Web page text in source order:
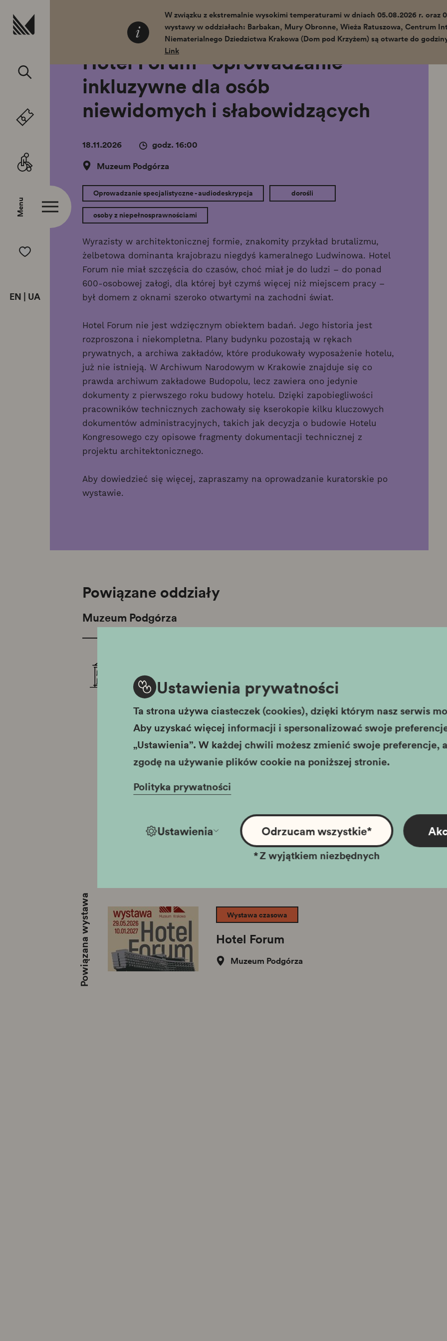
Menu
EN UA
W związku z ekstremalnie wysokimi temperaturami w dniach 05.08.2026 r. oraz
wystawy w oddziałach: Barbakan, Mury Obronne, Wieża Ratuszowa, Centrum
Niematerialnego Dziedzictwa Krakowa (Dom pod Krzyżem) są otwarte do
Link
Ustawienia prywatności
Ta strona używa ciasteczek (cookies), dzięki którym nasz serwis
Aby uzyskać więcej informacji i spersonalizować swoje
„Ustawienia”. W każdej chwili możesz zmienić swoje preferencje,
zgodę na używanie plików cookie na poniższej stronie.
Polityka prywatności
Ustawienia Odrzucam wszystkie*
*Z wyjątkiem niezbędnych
Wydarzenia Kalendarium Hotel Forum - oprowadzanie inkluzywne dla
osób niewidomych i słabowidzących
Hotel Forum - oprowadzanie
inkluzywne dla osób
niewidomych i słabowidzących
18.11.2026
godz. 16:00
Muzeum Podgórza
Oprowadzanie specjalistyczne - audiodeskrypcja dorośli
osoby z niepełnosprawnościami
Wyrazisty w architektonicznej formie, znakomity przykład brutalizmu,
żelbetowa dominanta krajobrazu niegdyś kameralnego Ludwinowa. Hotel
Forum nie miał szczęścia do czasów, choć miał je do ludzi – do ponad
600-osobowej załogi, dla której był czymś więcej niż miejscem pracy –
był domem z oknami szeroko otwartymi na zachodni świat.
Hotel Forum nie jest wdzięcznym obiektem badań. Jego historia jest
rozproszona i niekompletna. Plany budynku pozostają w rękach
prywatnych, a archiwa zakładów, które produkowały wyposażenie hotelu,
już nie istnieją. W Archiwum Narodowym w Krakowie znajduje się co
prawda archiwum zakładowe Budopolu, lecz zawiera ono jedynie
dokumenty z pierwszego roku budowy hotelu. Dzięki zapobiegliwości
pracowników technicznych zachowały się kserokopie kilku kluczowych
dokumentów administracyjnych, takich jak decyzja o budowie Hotelu
Kongresowego czy opisowe fragmenty dokumentacji technicznej z
projektu architektonicznego.
Aby dowiedzieć się więcej, zapraszamy na oprowadzanie kuratorskie po
wystawie.
Powiązane oddziały
Muzeum Podgórza
czwartek - niedziela
środa
11:00 - 19:00
godziny przed zamknięciem
26 grudnia wystawa "Hotel Forum"
ul.
12 39 68
Przejdź do
Powiązana wystawa Wystawa czasowa
Hotel Forum
Muzeum Podgórza